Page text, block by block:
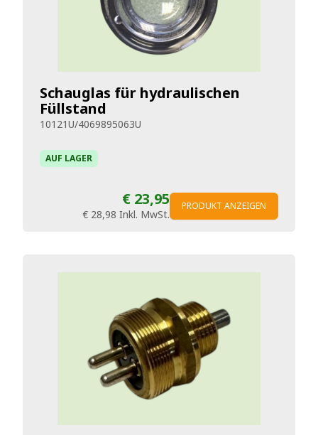
Schauglas für hydraulischen
Füllstand
10121U/4069895063U
AUF LAGER
€ 23,95
€ 28,98 Inkl. MwSt.
PRODUKT ANZEIGEN